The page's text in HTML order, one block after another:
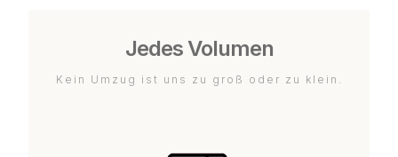
Jedes Volumen
Kein Umzug ist uns zu groß oder zu klein.